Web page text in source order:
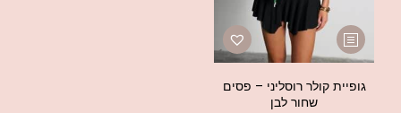
גופיית קולר רוסליני – פסים
שחור לבן